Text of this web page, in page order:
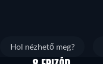
Hol nézhető meg?